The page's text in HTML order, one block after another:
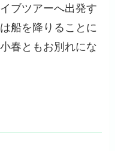
ブツアーへ出発す
船を降りることに
春ともお別れにな